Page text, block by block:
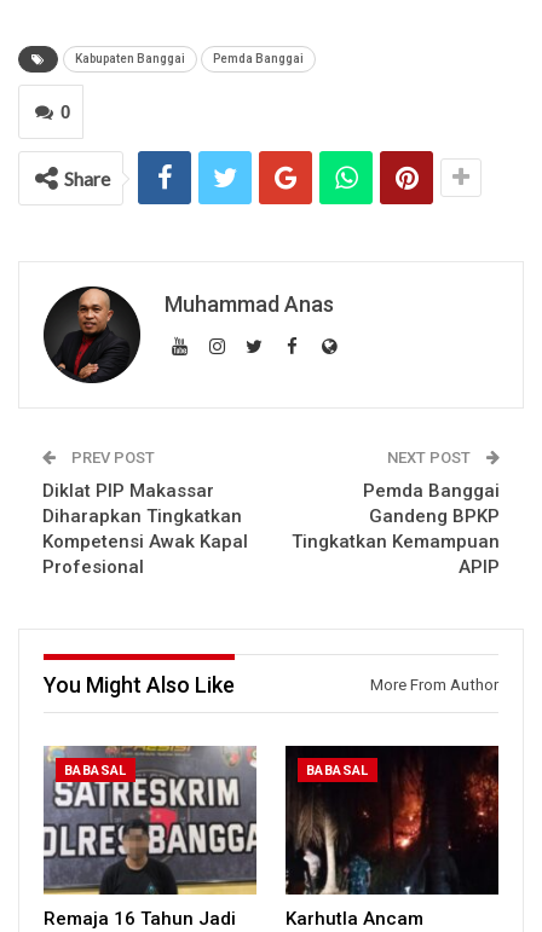
Kabupaten Banggai Pemda Banggai
0
Share
Muhammad Anas
PREV POST
Diklat PIP Makassar
Diharapkan Tingkatkan
Kompetensi Awak Kapal
Profesional
NEXT POST
Pemda Banggai
Gandeng BPKP
Tingkatkan Kemampuan
APIP
You Might Also Like More From Author
BABASAL
Remaja 16 Tahun Jadi
BABASAL
Karhutla Ancam